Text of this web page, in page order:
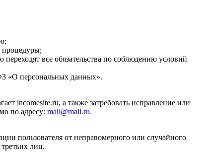
процедуры;
все обязательства по соблюдению условий
«О персональных данных».
incomesite.ru, а также затребовать исправление или
по адресу: mail@mail.ru.
пользователя от неправомерного или случайного
лиц.